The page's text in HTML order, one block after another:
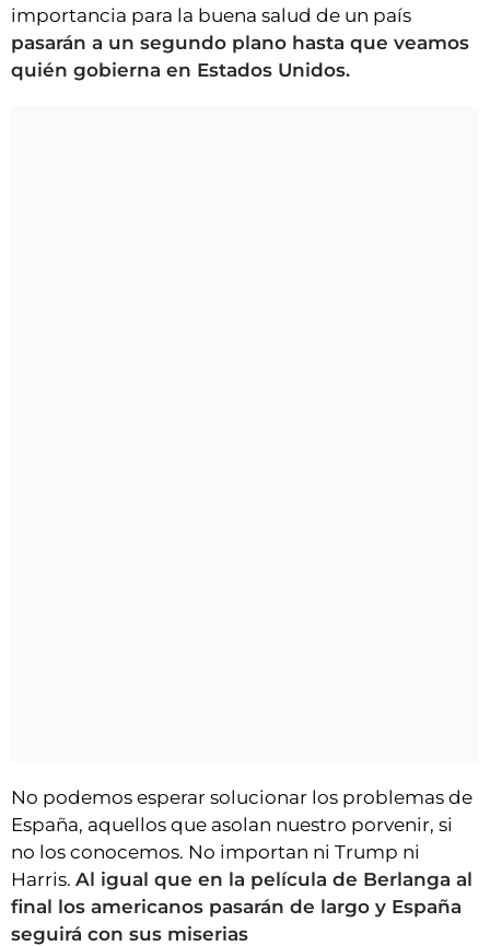
importancia para la buena salud de un país
pasarán a un segundo plano hasta que veamos
quién gobierna en Estados Unidos.
No podemos esperar solucionar los problemas de
España, aquellos que asolan nuestro porvenir, si
no los conocemos. No importan ni Trump ni
Harris. Al igual que en la película de Berlanga al
final los americanos pasarán de largo y España
seguirá con sus miserias